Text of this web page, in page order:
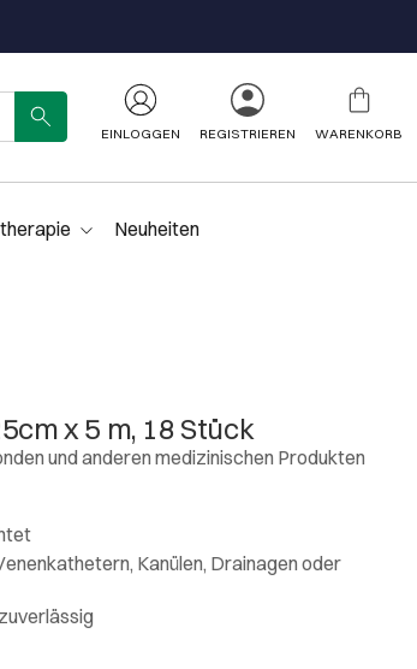
EINLOGGEN REGISTRIEREN WARENKORB
Neuheiten
x 5 m, 18 Stück
und anderen medizinischen Produkten
Kanülen, Drainagen oder